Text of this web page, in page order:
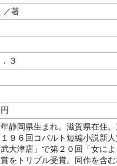
／著
３
年静岡県生まれ。滋賀県在住
９６回コバルト短編小説新
大津店」で第２０回「女に
をトリプル受賞。同作を含